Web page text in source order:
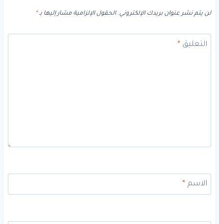
لن يتم نشر عنوان بريدك الإلكتروني. الحقول الإلزامية مشار إليها بـ*
التعليق*
الاسم*